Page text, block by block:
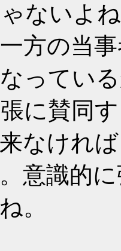
ないよ
方の当
ってい
に賛同
なければ
意識的
。